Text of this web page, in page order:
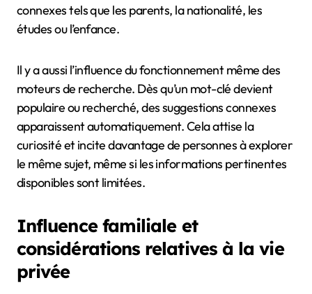
connexes tels que les parents, la nationalité, les
études ou l’enfance.
Il y a aussi l’influence du fonctionnement même des
moteurs de recherche. Dès qu’un mot-clé devient
populaire ou recherché, des suggestions connexes
apparaissent automatiquement. Cela attise la
curiosité et incite davantage de personnes à explorer
le même sujet, même si les informations pertinentes
disponibles sont limitées.
Influence familiale et
considérations relatives à la vie
privée